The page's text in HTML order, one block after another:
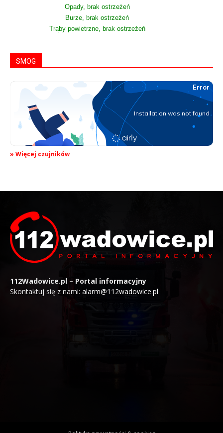
Opady, brak ostrzeżeń
Burze, brak ostrzeżeń
Trąby powietrzne, brak ostrzeżeń
SMOG
» Więcej czujników
112Wadowice.pl – Portal informacyjny
Skontaktuj się z nami: alarm@112wadowice.pl